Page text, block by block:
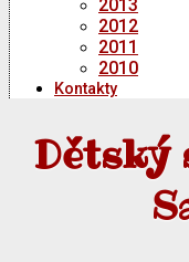
2013
2012
2011
2010
Kontakty
Dětský